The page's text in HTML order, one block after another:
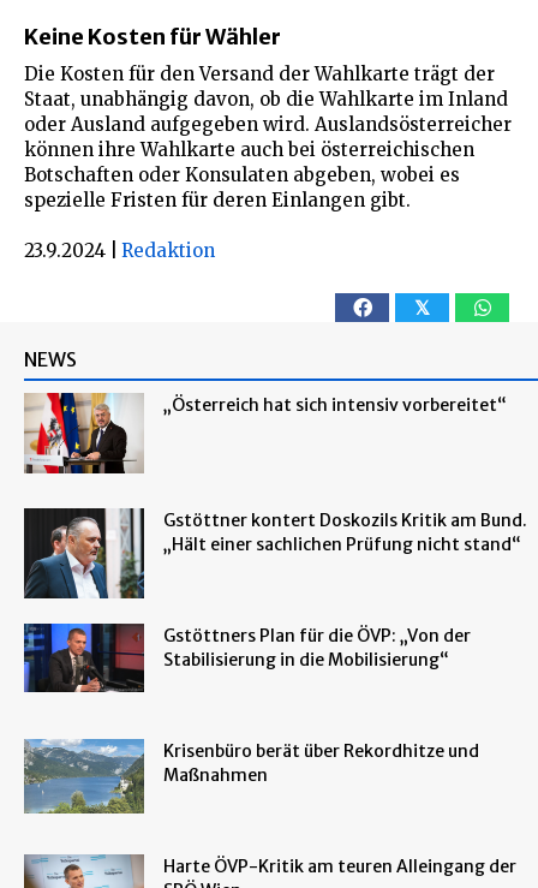
Keine Kosten für Wähler
Die Kosten für den Versand der Wahlkarte trägt der
Staat, unabhängig davon, ob die Wahlkarte im Inland
oder Ausland aufgegeben wird. Auslandsösterreicher
können ihre Wahlkarte auch bei österreichischen
Botschaften oder Konsulaten abgeben, wobei es
spezielle Fristen für deren Einlangen gibt.
23.9.2024 Redaktion
𝕏
NEWS
„Österreich hat sich intensiv vorbereitet“
Gstöttner kontert Doskozils Kritik am Bund.
„Hält einer sachlichen Prüfung nicht stand“
Gstöttners Plan für die ÖVP: „Von der
Stabilisierung in die Mobilisierung“
Krisenbüro berät über Rekordhitze und
Maßnahmen
Harte ÖVP-Kritik am teuren Alleingang der